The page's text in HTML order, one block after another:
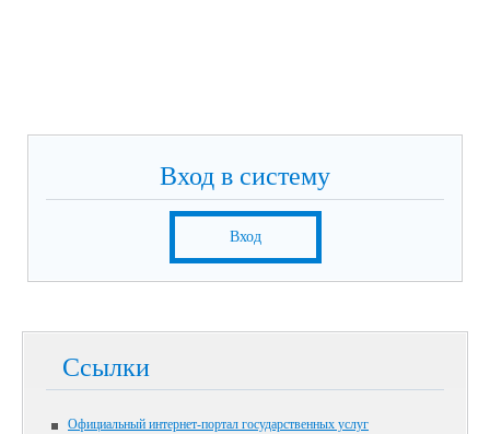
Вход в систему
Вход
Ссылки
Официальный интернет-портал государственных услуг